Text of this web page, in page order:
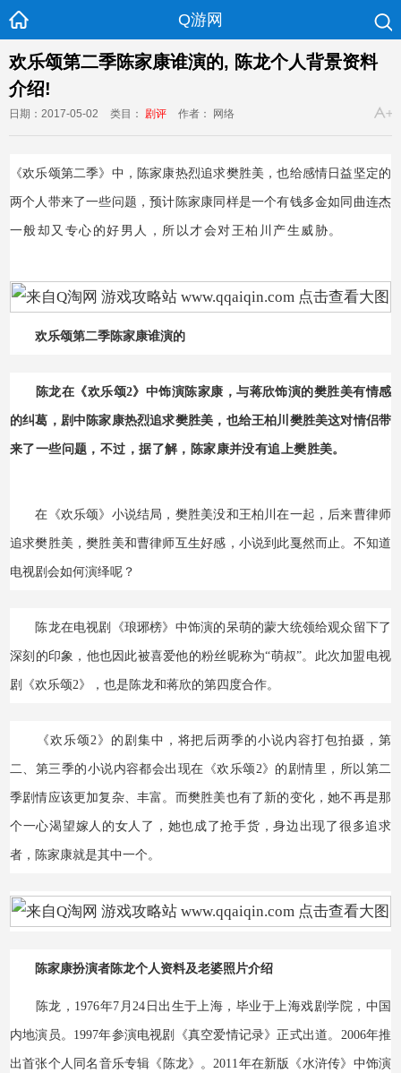
Q游网
欢乐颂第二季陈家康谁演的, 陈龙个人背景资料
介绍!
日期：2017-05-02 类目： 剧评 作者： 网络
《欢乐颂第二季》中，陈家康热烈追求樊胜美，也给感情日益坚定的
两个人带来了一些问题，预计陈家康同样是一个有钱多金如同曲连杰
一般却又专心的好男人，所以才会对王柏川产生威胁。
欢乐颂第二季陈家康谁演的
陈龙在《欢乐颂2》中饰演陈家康，与蒋欣饰演的樊胜美有情感
的纠葛，剧中陈家康热烈追求樊胜美，也给王柏川樊胜美这对情侣带
来了一些问题，不过，据了解，陈家康并没有追上樊胜美。
在《欢乐颂》小说结局，樊胜美没和王柏川在一起，后来曹律师
追求樊胜美，樊胜美和曹律师互生好感，小说到此戛然而止。不知道
电视剧会如何演绎呢？
陈龙在电视剧《琅琊榜》中饰演的呆萌的蒙大统领给观众留下了
深刻的印象，他也因此被喜爱他的粉丝昵称为“萌叔”。此次加盟电视
剧《欢乐颂2》，也是陈龙和蒋欣的第四度合作。
《欢乐颂2》的剧集中，将把后两季的小说内容打包拍摄，第
二、第三季的小说内容都会出现在《欢乐颂2》的剧情里，所以第二
季剧情应该更加复杂、丰富。而樊胜美也有了新的变化，她不再是那
个一心渴望嫁人的女人了，她也成了抢手货，身边出现了很多追求
者，陈家康就是其中一个。
陈家康扮演者陈龙个人资料及老婆照片介绍
陈龙，1976年7月24日出生于上海，毕业于上海戏剧学院，中国
内地演员。1997年参演电视剧《真空爱情记录》正式出道。2006年推
出首张个人同名音乐专辑《陈龙》。2011年在新版《水浒传》中饰演